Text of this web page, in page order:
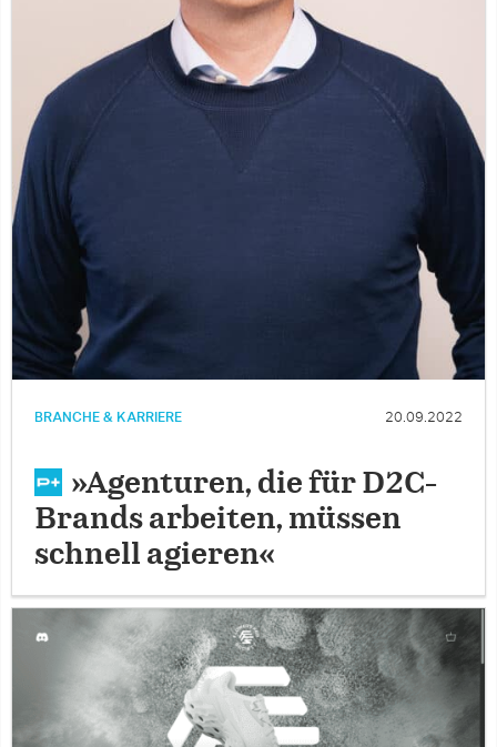
BRANCHE & KARRIERE 20.09.2022
»Agenturen, die für D2C-
Brands arbeiten, müssen
schnell agieren«